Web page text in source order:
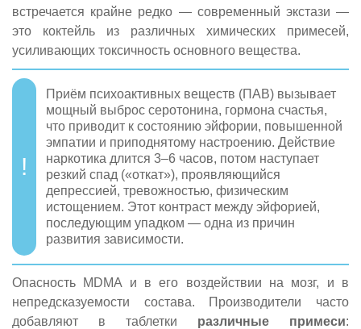
встречается крайне редко — современный экстази —
это коктейль из различных химических примесей,
усиливающих токсичность основного вещества.
Приём психоактивных веществ (ПАВ) вызывает
мощный выброс серотонина, гормона счастья,
что приводит к состоянию эйфории, повышенной
эмпатии и приподнятому настроению. Действие
наркотика длится 3–6 часов, потом наступает
резкий спад («откат»), проявляющийся
депрессией, тревожностью, физическим
истощением. Этот контраст между эйфорией,
последующим упадком — одна из причин
развития зависимости.
Опасность MDMA и в его воздействии на мозг, и в
непредсказуемости состава. Производители часто
добавляют в таблетки различные примеси: